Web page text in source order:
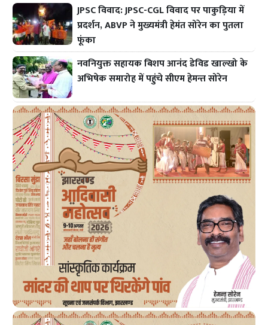
JPSC विवाद: JPSC-CGL विवाद पर पाकुड़िया में
प्रदर्शन, ABVP ने मुख्यमंत्री हेमंत सोरेन का पुतला
फूंका
नवनियुक्त सहायक बिशप आनंद डेविड खाल्खो के
अभिषेक समारोह में पहुंचे सीएम हेमन्त सोरेन